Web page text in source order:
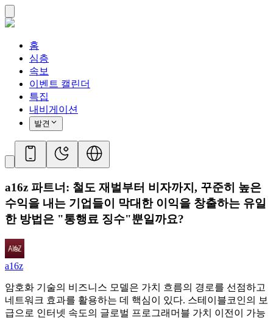
홈
심층
속보
이벤트 캘린더
특집
내비게이션
발견
a16z 파트너: 철도 재벌부터 비자까지, 꾸준히 높은
수익을 내는 기업들이 막대한 이익을 창출하는 유일
한 방법은 "통행료 징수"뿐일까요?
a16z
암호화 기술의 비즈니스 모델은 가치 흐름의 경로를 선점하고
네트워크 효과를 활용하는 데 핵심이 있다. 스테이블코인의 보
급으로 인터넷 속도의 글로벌 프로그래머블 가치 이전이 가능